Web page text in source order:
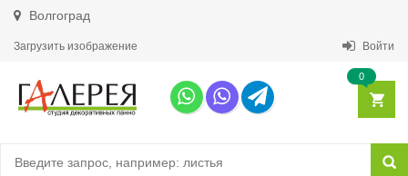
Волгоград
Загрузить изображение Войти
0